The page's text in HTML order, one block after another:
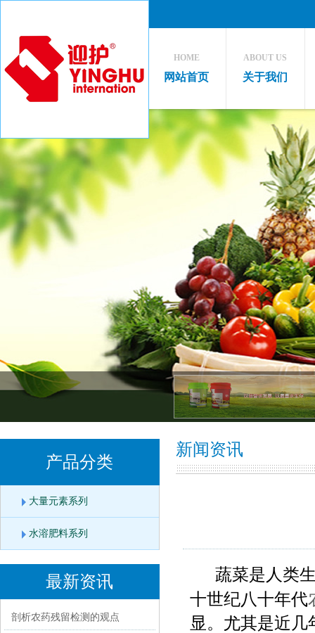
HOME
网站首页
ABOUT US
关于我们
产品分类
大量元素系列
水溶肥料系列
最新资讯
剖析农药残留检测的观点
新闻资讯
蔬菜是人类生
十世纪八十年代
显。尤其是近